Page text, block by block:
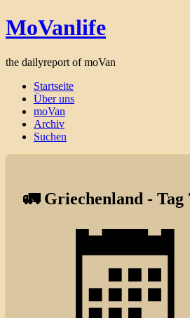
MoVanlife
the dailyreport of moVan
Startseite
Über uns
moVan
Archiv
Suchen
🚛 Griechenland -